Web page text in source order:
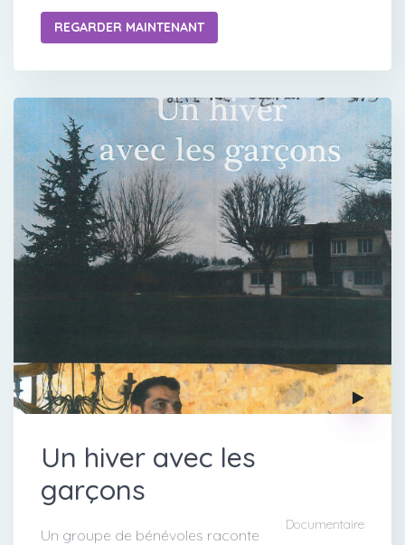
REGARDER MAINTENANT
Un hiver avec les
garçons
Documentaire
Un groupe de bénévoles raconte